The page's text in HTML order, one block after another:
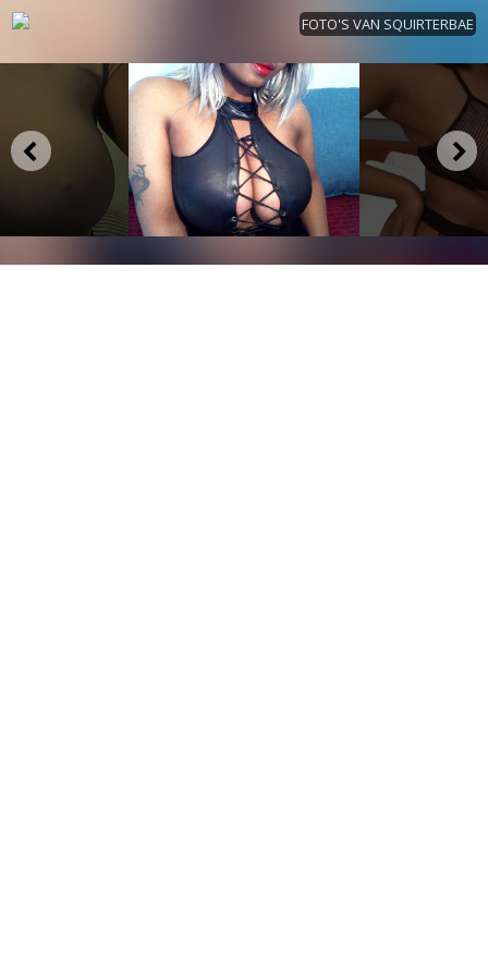
FOTO'S VAN SQUIRTERBAE